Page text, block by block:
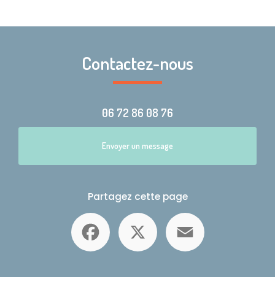
Contactez-nous
06 72 86 08 76
Envoyer un message
Partagez cette page
Facebook